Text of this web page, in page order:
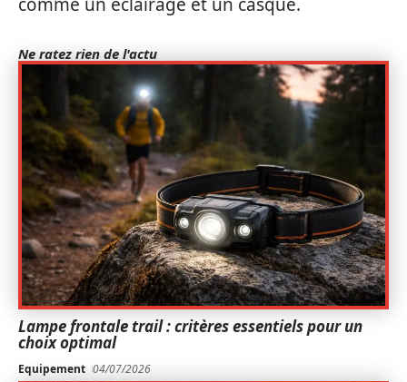
comme un éclairage et un casque.
Ne ratez rien de l'actu
Lampe frontale trail : critères essentiels pour un
choix optimal
Equipement 04/07/2026